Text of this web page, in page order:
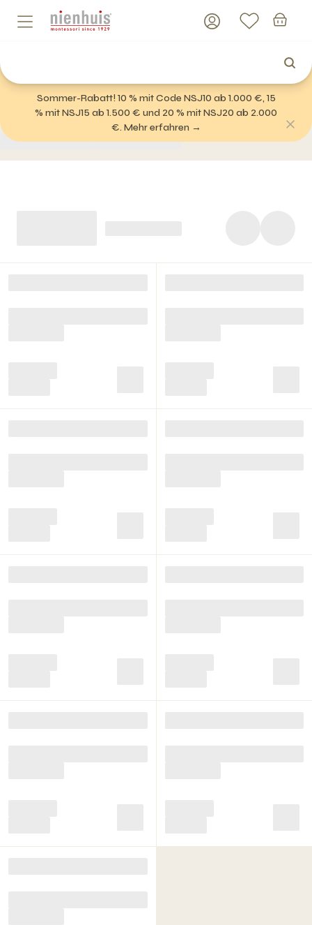
Sommer-Rabatt! 10 % mit Code NSJ10 ab 1.000 €, 15
% mit NSJ15 ab 1.500 € und 20 % mit NSJ20 ab 2.000
€. Mehr erfahren →